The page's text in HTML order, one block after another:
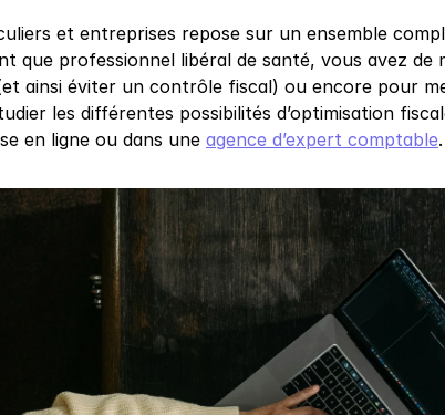
et entreprises repose sur un ensemble
que professionnel libéral de santé, vous avez
ainsi éviter un contrôle fiscal) ou encore pour
les différentes possibilités d’optimisation
en ligne ou dans une agence d’expert comptable